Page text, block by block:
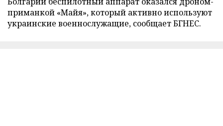
приманкой «Майя», который активно используют
украинские военнослужащие, сообщает БГНЕС.